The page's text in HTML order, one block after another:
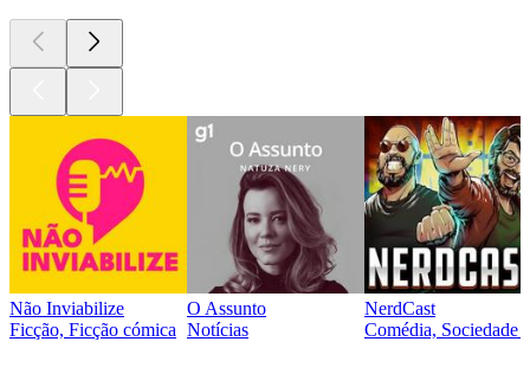
Não Inviabilize
Ficção, Ficção cómica
O Assunto
Notícias
NerdCast
Comédia, Sociedade